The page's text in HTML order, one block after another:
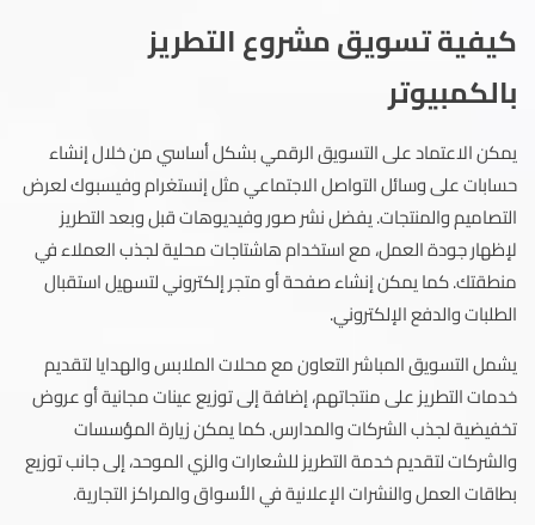
كيفية تسويق مشروع التطريز
بالكمبيوتر
يمكن الاعتماد على التسويق الرقمي بشكل أساسي من خلال إنشاء
حسابات على وسائل التواصل الاجتماعي مثل إنستغرام وفيسبوك لعرض
التصاميم والمنتجات. يفضل نشر صور وفيديوهات قبل وبعد التطريز
لإظهار جودة العمل، مع استخدام هاشتاجات محلية لجذب العملاء في
منطقتك. كما يمكن إنشاء صفحة أو متجر إلكتروني لتسهيل استقبال
الطلبات والدفع الإلكتروني.
يشمل التسويق المباشر التعاون مع محلات الملابس والهدايا لتقديم
خدمات التطريز على منتجاتهم، إضافة إلى توزيع عينات مجانية أو عروض
تخفيضية لجذب الشركات والمدارس. كما يمكن زيارة المؤسسات
والشركات لتقديم خدمة التطريز للشعارات والزي الموحد، إلى جانب توزيع
بطاقات العمل والنشرات الإعلانية في الأسواق والمراكز التجارية.